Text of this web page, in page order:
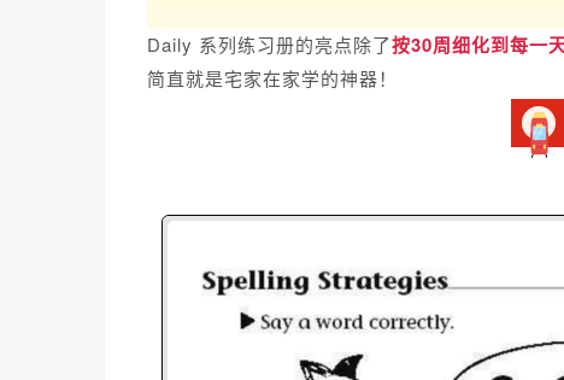
Daily 系列练习册的亮点除了按30周细化到每一
简直就是宅家在家学的神器！